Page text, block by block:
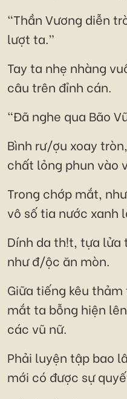
“Thần Vương diễn
lượt ta.”
Tay ta nhẹ nhàng
câu trên đỉnh cán.
“Đã nghe qua Bão
Bình rư/ợu xoay
chất lỏng phun vào
Trong chớp mắt,
vô số tia nước xanh
Dính da th!t, tựa
như đ/ộc ăn mòn.
Giữa tiếng kêu
mắt ta bỗng hiện
các vũ nữ.
Phải luyện tập bao
mới có được sự